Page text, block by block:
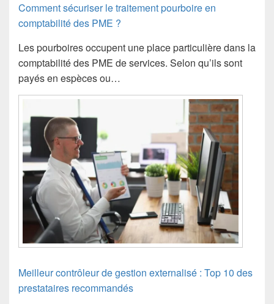
Comment sécuriser le traitement pourboire en
comptabilité des PME ?
Les pourboires occupent une place particulière dans la
comptabilité des PME de services. Selon qu’ils sont
payés en espèces ou…
Meilleur contrôleur de gestion externalisé : Top 10 des
prestataires recommandés